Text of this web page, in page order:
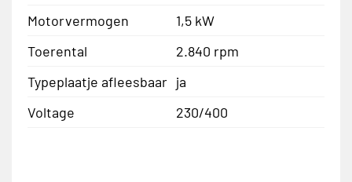
Motorvermogen
1,5 kW
Toerental
2.840 rpm
Typeplaatje afleesbaar ja
Voltage
230/400